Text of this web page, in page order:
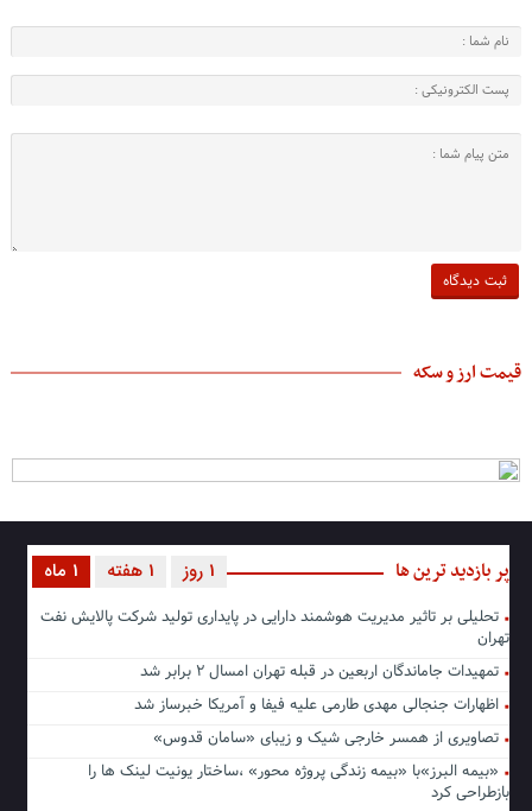
قیمت ارز و سکه
پر بازدید ترین ها 1 ماه 1 هفته 1 روز
تحلیلی بر تاثیر مدیریت هوشمند دارایی در پایداری تولید شرکت پالایش نفت
تهران
تمهیدات جاماندگان اربعین در قبله تهران امسال ۲ برابر شد
اظهارات جنجالی مهدی طارمی علیه فیفا و آمریکا خبرساز شد
تصاویری از همسر خارجی شیک و زیبای «سامان قدوس»
«بیمه البرز»با «بیمه زندگی پروژه محور» ،ساختار یونیت لینک ها را
بازطراحی کرد